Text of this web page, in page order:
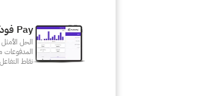
Pay فودكس
الحل
نقاط